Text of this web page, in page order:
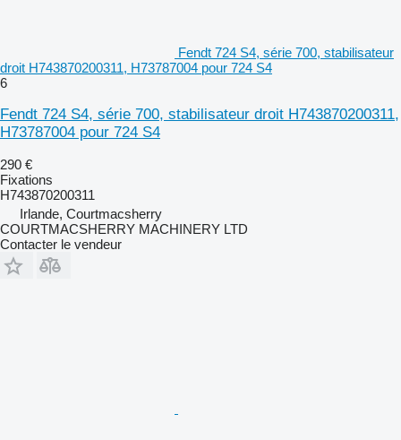
Fendt 724 S4, série 700, stabilisateur
droit H743870200311, H73787004 pour 724 S4
6
Fendt 724 S4, série 700, stabilisateur droit H743870200311,
H73787004 pour 724 S4
290 €
Fixations
H743870200311
Irlande, Courtmacsherry
COURTMACSHERRY MACHINERY LTD
Contacter le vendeur